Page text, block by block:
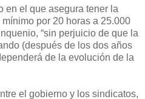
en el que asegura tener la
por 20 horas a 25.000
“sin perjuicio de que la
(después de los dos años
de la evolución de la
el gobierno y los sindicatos,